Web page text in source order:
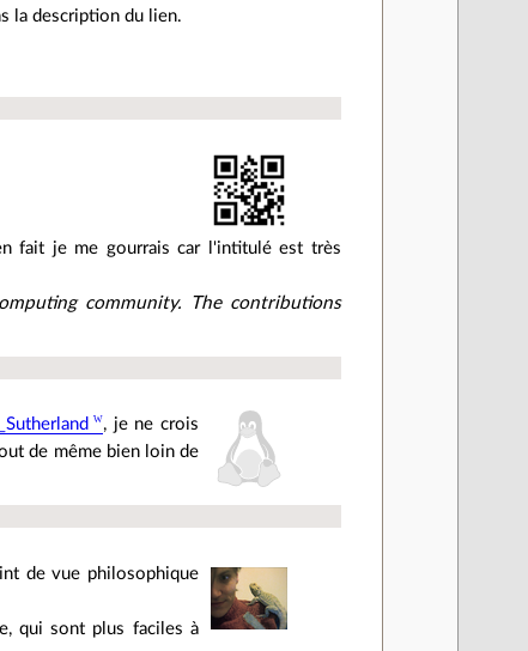
la description du lien.
fait je me gourrais car l'intitulé est très
community. The contributions
, je ne crois
de même bien loin de
de vue philosophique
qui sont plus faciles à